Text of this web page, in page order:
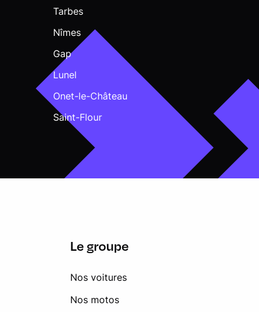
Tarbes
Nîmes
Gap
Lunel
Onet-le-Château
Saint-Flour
Le groupe
Nos voitures
Nos motos